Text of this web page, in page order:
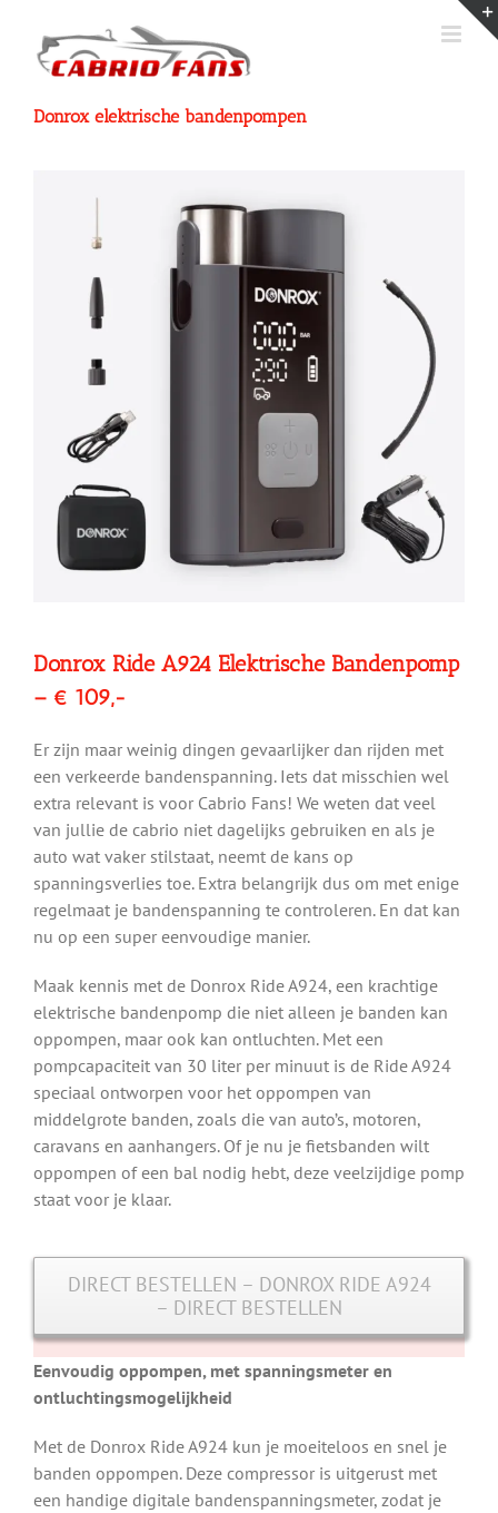
inhoud
Donrox elektrische bandenpompen
Donrox Ride A924 Elektrische Bandenpomp
– € 109,-
Er zijn maar weinig dingen gevaarlijker dan rijden met
een verkeerde bandenspanning. Iets dat misschien wel
extra relevant is voor Cabrio Fans! We weten dat veel
van jullie de cabrio niet dagelijks gebruiken en als je
auto wat vaker stilstaat, neemt de kans op
spanningsverlies toe. Extra belangrijk dus om met enige
regelmaat je bandenspanning te controleren. En dat kan
nu op een super eenvoudige manier.
Maak kennis met de Donrox Ride A924, een krachtige
elektrische bandenpomp die niet alleen je banden kan
oppompen, maar ook kan ontluchten. Met een
pompcapaciteit van 30 liter per minuut is de Ride A924
speciaal ontworpen voor het oppompen van
middelgrote banden, zoals die van auto’s, motoren,
caravans en aanhangers. Of je nu je fietsbanden wilt
oppompen of een bal nodig hebt, deze veelzijdige pomp
staat voor je klaar.
DIRECT BESTELLEN – DONROX RIDE A924
– DIRECT BESTELLEN
Eenvoudig oppompen, met spanningsmeter en
ontluchtingsmogelijkheid
Met de Donrox Ride A924 kun je moeiteloos en snel je
banden oppompen. Deze compressor is uitgerust met
een handige digitale bandenspanningsmeter, zodat je